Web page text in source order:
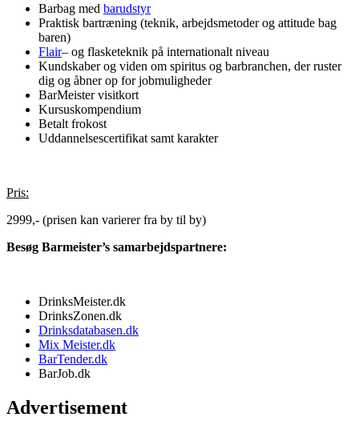
Barbag med barudstyr
Praktisk bartræning (teknik, arbejdsmetoder og attitude bag
baren)
Flair– og flasketeknik på internationalt niveau
Kundskaber og viden om spiritus og barbranchen, der ruster
dig og åbner op for jobmuligheder
BarMeister visitkort
Kursuskompendium
Betalt frokost
Uddannelsescertifikat samt karakter
Pris:
2999,- (prisen kan varierer fra by til by)
Besøg Barmeister’s samarbejdspartnere:
DrinksMeister.dk
DrinksZonen.dk
Drinksdatabasen.dk
Mix Meister.dk
BarTender.dk
BarJob.dk
Advertisement